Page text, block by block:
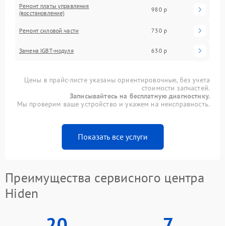
Ремонт платы управления
(восстановление)
980 р
Ремонт силовой части 730 р
Замена IGBT-модуля 630 р
Цены в прайс-листе указаны ориентировочные, без учета
стоимости запчастей.
Записывайтесь на бесплатную диагностику.
Мы проверим ваше устройство и укажем на неисправность.
Показать все услуги
Преимущества сервисного центра
Hiden